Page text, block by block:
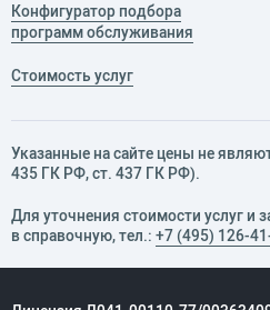
Конфигуратор подбора
программ обслуживания
Стоимость услуг
Указанные на сайте цены не
435 ГК РФ, cт. 437 ГК РФ).
Для уточнения стоимости услуг и
в справочную, тел.: +7 (495) 126-